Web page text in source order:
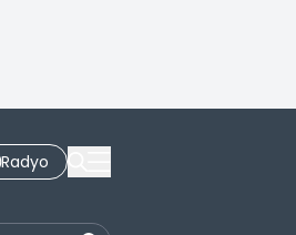
Radyo